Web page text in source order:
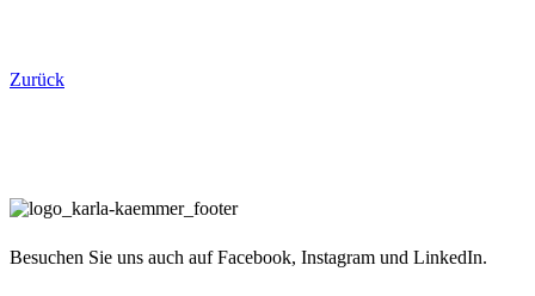
Zurück
Besuchen Sie uns auch auf Facebook, Instagram und LinkedIn.